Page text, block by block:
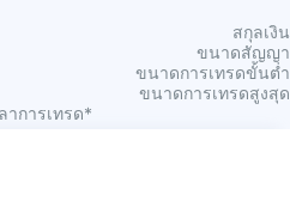
สกุลเงิน
ขนาดสัญญา
ขนาดการเทรดขั้นต่ำ
ขนาดการเทรดสูงสุด
าการเทรด*